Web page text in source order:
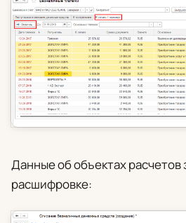
Данные об объектах расчетов
расшифровке: